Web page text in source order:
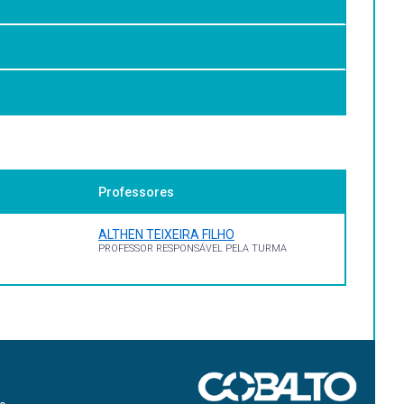
Professores
ALTHEN TEIXEIRA FILHO
PROFESSOR RESPONSÁVEL PELA TURMA